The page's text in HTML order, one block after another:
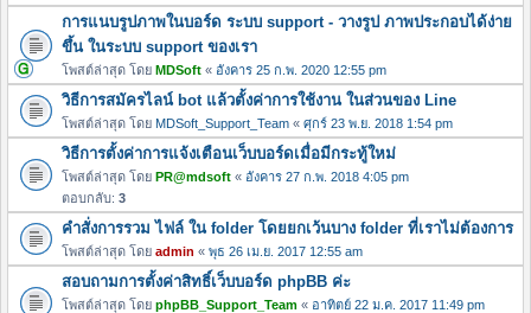
การแนบรูปภาพในบอร์ด ระบบ support - วางรูป ภาพประกอบได้ง่าย
ขึ้น ในระบบ support ของเรา
โพสต์ล่าสุด โดย MDSoft « อังคาร 25 ก.พ. 2020 12:55 pm
วิธีการสมัครไลน์ bot แล้วตั้งค่าการใช้งาน ในส่วนของ Line
โพสต์ล่าสุด โดย MDSoft_Support_Team « ศุกร์ 23 พ.ย. 2018 1:54 pm
วิธีการตั้งค่าการแจ้งเตือนเว็บบอร์ดเมื่อมีกระทู้ใหม่
โพสต์ล่าสุด โดย PR@mdsoft « อังคาร 27 ก.พ. 2018 4:05 pm
ตอบกลับ: 3
คำสั่งการรวม ไฟล์ ใน folder โดยยกเว้นบาง folder ที่เราไม่ต้องการ
โพสต์ล่าสุด โดย admin « พุธ 26 เม.ย. 2017 12:55 am
สอบถามการตั้งค่าสิทธิ์เว็บบอร์ด phpBB ค่ะ
โพสต์ล่าสุด โดย phpBB_Support_Team « อาทิตย์ 22 ม.ค. 2017 11:49 pm